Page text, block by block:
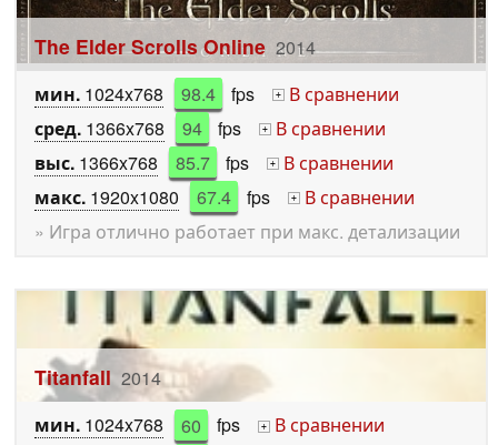
The Elder Scrolls Online 2014
мин. 1024x768 98.4 fps +
В сравнении
сред. 1366x768 94 fps +
В сравнении
выс. 1366x768 85.7 fps +
В сравнении
макс. 1920x1080 67.4 fps +
В сравнении
» Игра отлично работает при макс. детализации
Titanfall 2014
мин. 1024x768 60 fps +
В сравнении